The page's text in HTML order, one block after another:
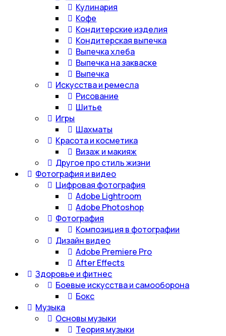
Кулинария
Кофе
Кондитерские изделия
Кондитерская выпечка
Выпечка хлеба
Выпечка на закваске
Выпечка
Искусства и ремесла
Рисование
Шитье
Игры
Шахматы
Красота и косметика
Визаж и макияж
Другое про стиль жизни
Фотография и видео
Цифровая фотография
Adobe Lightroom
Adobe Photoshop
Фотография
Композиция в фотографии
Дизайн видео
Adobe Premiere Pro
After Effects
Здоровье и фитнес
Боевые искусства и самооборона
Бокс
Музыка
Основы музыки
Теория музыки